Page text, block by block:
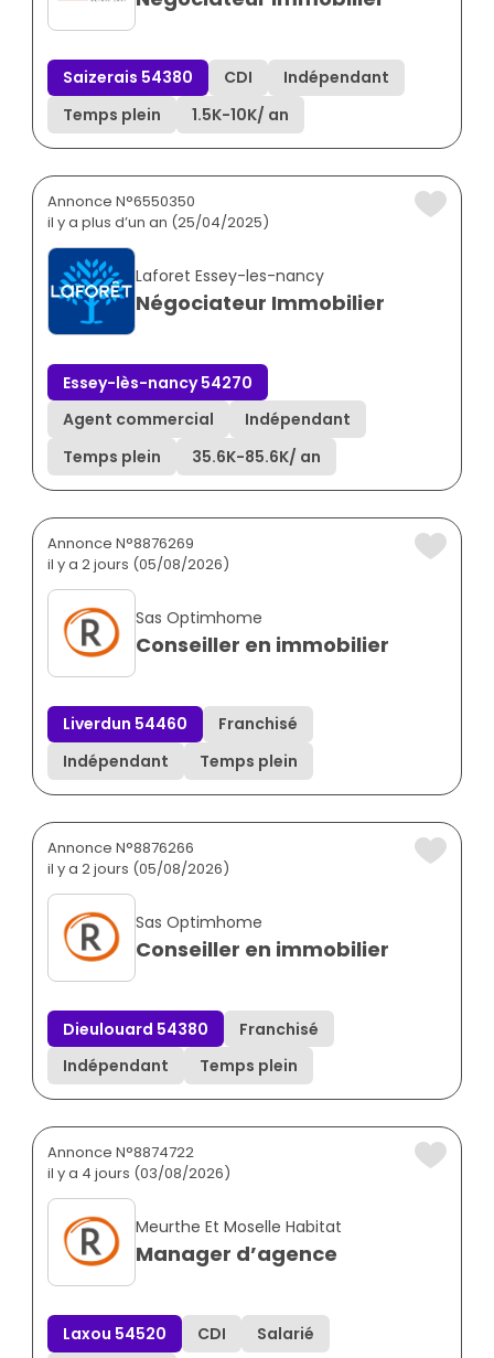
Saizerais 54380 CDI
Indépendant
Temps plein
1.5K-10K/ an
Annonce N°6550350
il y a plus d’un an (25/04/2025)
Laforet Essey-les-nancy
Négociateur Immobilier
Essey-lès-nancy 54270
Agent commercial
Indépendant
Temps plein
35.6K-85.6K/ an
Annonce N°8876269
il y a 2 jours (05/08/2026)
Sas Optimhome
Conseiller en immobilier
Liverdun 54460
Franchisé
Indépendant
Temps plein
Annonce N°8876266
il y a 2 jours (05/08/2026)
Sas Optimhome
Conseiller en immobilier
Dieulouard 54380
Franchisé
Indépendant
Temps plein
Annonce N°8874722
il y a 4 jours (03/08/2026)
Meurthe Et Moselle Habitat
Manager d’agence
Laxou 54520 CDI
Salarié